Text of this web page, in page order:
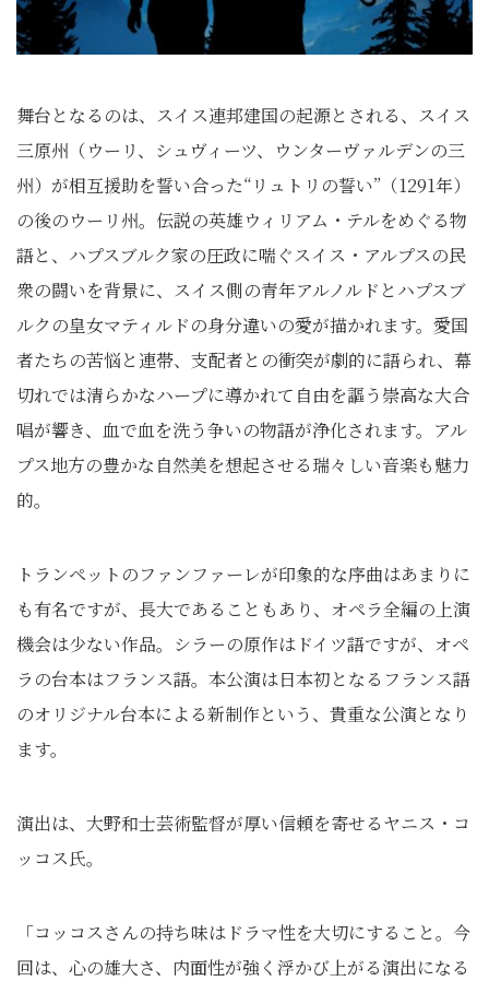
舞台となるのは、スイス連邦建国の起源とされる、スイス
三原州（ウーリ、シュヴィーツ、ウンターヴァルデンの三
州）が相互援助を誓い合った“リュトリの誓い”（1291年）
の後のウーリ州。伝説の英雄ウィリアム・テルをめぐる物
語と、ハプスブルク家の圧政に喘ぐスイス・アルプスの民
衆の闘いを背景に、スイス側の青年アルノルドとハプスブ
ルクの皇女マティルドの身分違いの愛が描かれます。愛国
者たちの苦悩と連帯、支配者との衝突が劇的に語られ、幕
切れでは清らかなハープに導かれて自由を謳う崇高な大合
唱が響き、血で血を洗う争いの物語が浄化されます。アル
プス地方の豊かな自然美を想起させる瑞々しい音楽も魅力
的。
トランペットのファンファーレが印象的な序曲はあまりに
も有名ですが、長大であることもあり、オペラ全編の上演
機会は少ない作品。シラーの原作はドイツ語ですが、オペ
ラの台本はフランス語。本公演は日本初となるフランス語
のオリジナル台本による新制作という、貴重な公演となり
ます。
演出は、大野和士芸術監督が厚い信頼を寄せるヤニス・コ
ッコス氏。
「コッコスさんの持ち味はドラマ性を大切にすること。今
回は、心の雄大さ、内面性が強く浮かび上がる演出になる